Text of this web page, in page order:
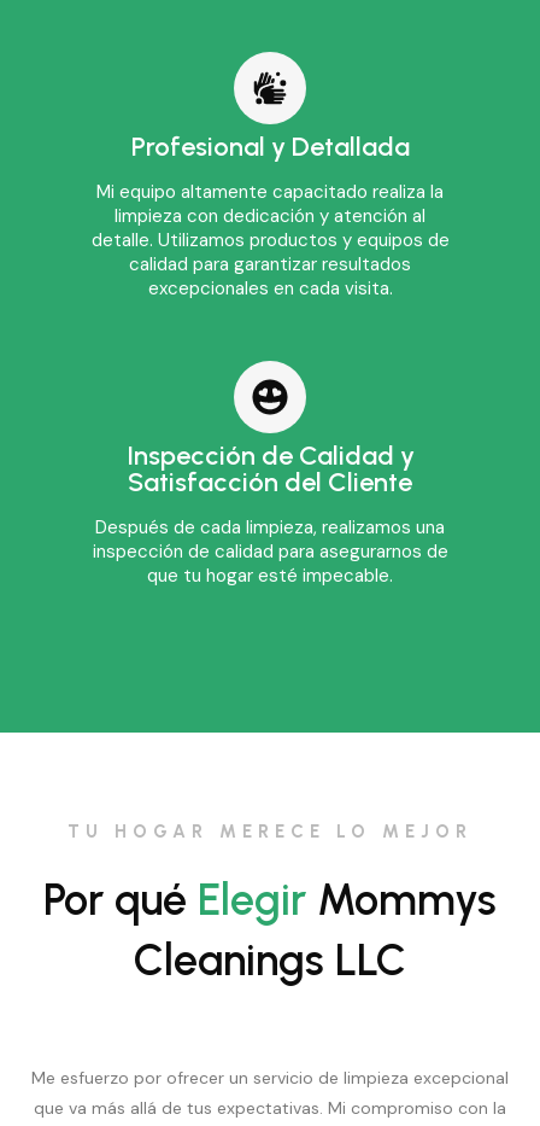
Profesional y Detallada
Mi equipo altamente capacitado realiza la
limpieza con dedicación y atención al
detalle. Utilizamos productos y equipos de
calidad para garantizar resultados
excepcionales en cada visita.
Inspección de Calidad y
Satisfacción del Cliente
Después de cada limpieza, realizamos una
inspección de calidad para asegurarnos de
que tu hogar esté impecable.
TU HOGAR MERECE LO MEJOR
Por qué Elegir Mommys
Cleanings LLC
Me esfuerzo por ofrecer un servicio de limpieza excepcional
que va más allá de tus expectativas. Mi compromiso con la